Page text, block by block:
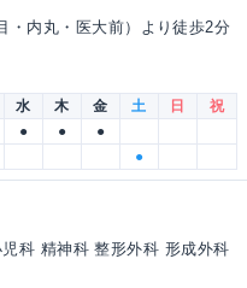
・内丸・医大前）より徒歩2分
水 木 金 土 日
祝
● ●
●
●
科 精神科 整形外科 形成外科